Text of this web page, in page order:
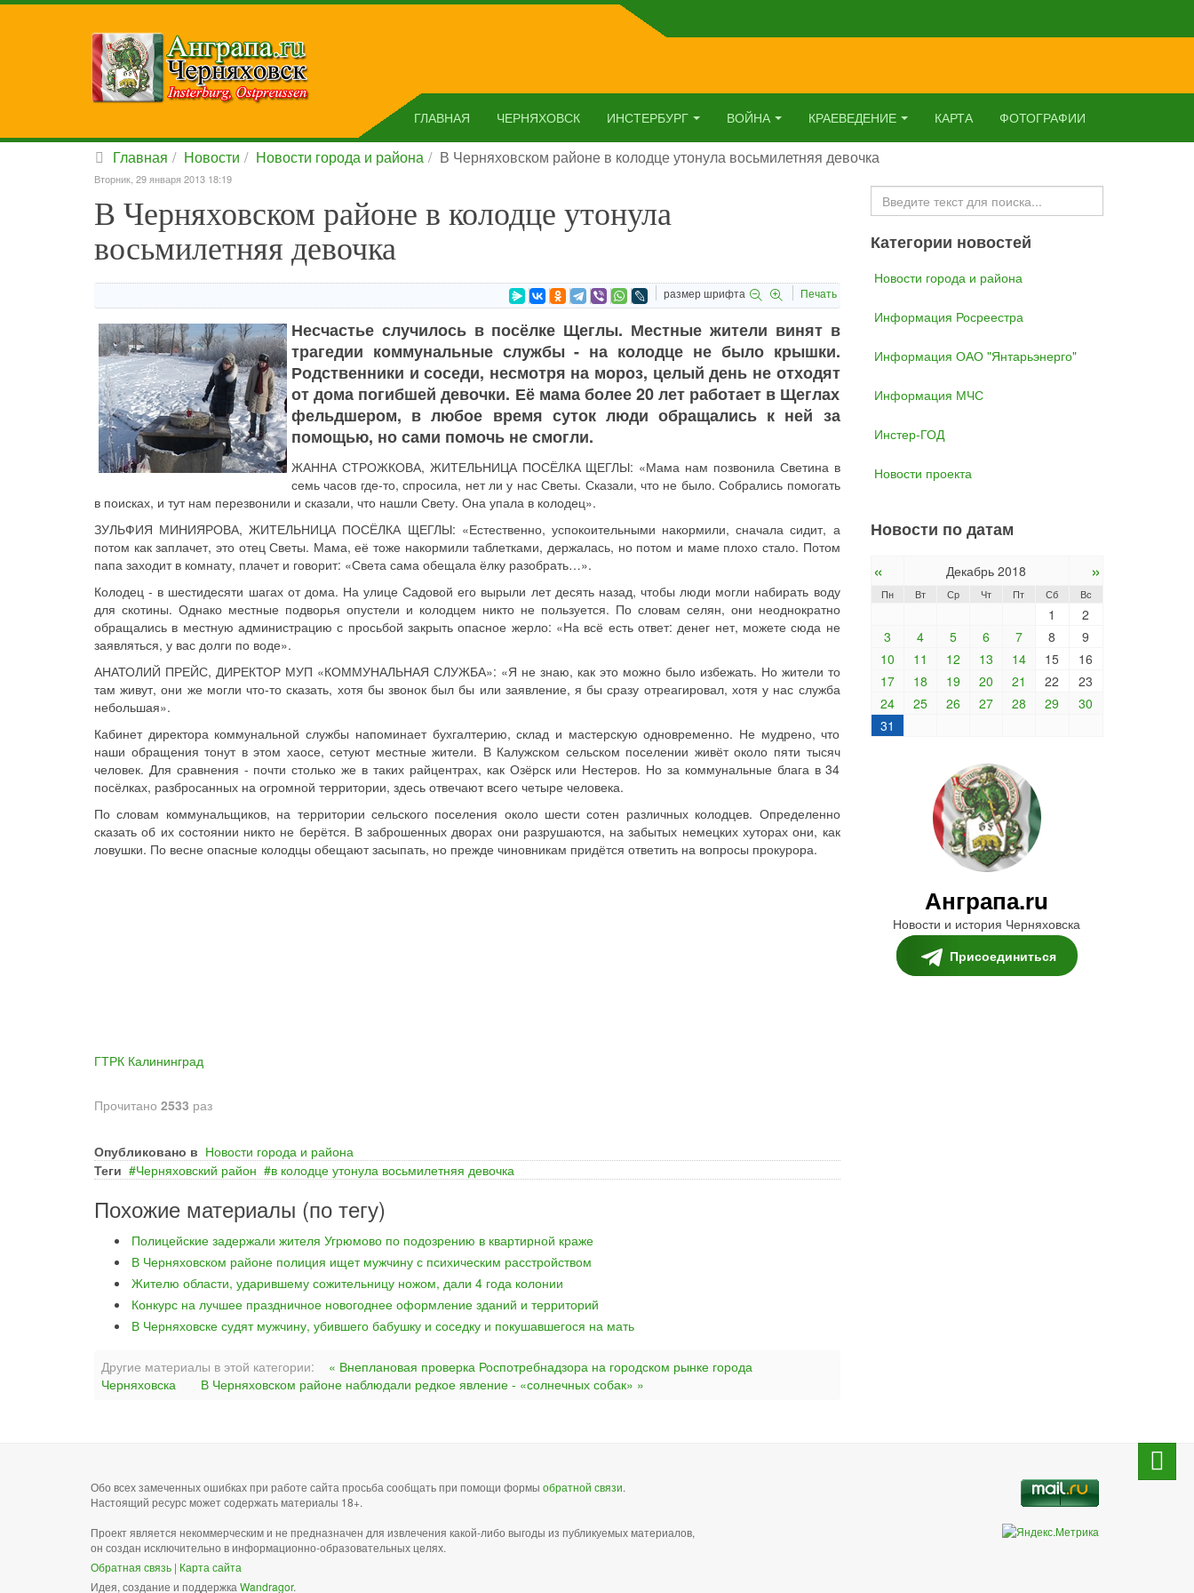
ГЛАВНАЯ ЧЕРНЯХОВСК ИНСТЕРБУРГ ВОЙНА КРАЕВЕДЕНИЕ КАРТА ФОТОГРАФИИ
Главная Новости Новости города и района В Черняховском районе в колодце утонула восьмилетняя девочка
Вторник, 29 января 2013 18:19
В Черняховском районе в колодце утонула
восьмилетняя девочка
размер шрифта Печать
Несчастье случилось в посёлке Щеглы. Местные жители винят в
трагедии коммунальные службы - на колодце не было крышки.
Родственники и соседи, несмотря на мороз, целый день не отходят
от дома погибшей девочки. Её мама более 20 лет работает в Щеглах
фельдшером, в любое время суток люди обращались к ней за
помощью, но сами помочь не смогли.
ЖАННА СТРОЖКОВА, ЖИТЕЛЬНИЦА ПОСЁЛКА ЩЕГЛЫ: «Мама нам позвонила Светина в
семь часов где-то, спросила, нет ли у нас Светы. Сказали, что не было. Собрались помогать
в поисках, и тут нам перезвонили и сказали, что нашли Свету. Она упала в колодец».
ЗУЛЬФИЯ МИНИЯРОВА, ЖИТЕЛЬНИЦА ПОСЁЛКА ЩЕГЛЫ: «Естественно, успокоительными накормили, сначала сидит, а
потом как заплачет, это отец Светы. Мама, её тоже накормили таблетками, держалась, но потом и маме плохо стало. Потом
папа заходит в комнату, плачет и говорит: «Света сама обещала ёлку разобрать…».
Колодец - в шестидесяти шагах от дома. На улице Садовой его вырыли лет десять назад, чтобы люди могли набирать воду
для скотины. Однако местные подворья опустели и колодцем никто не пользуется. По словам селян, они неоднократно
обращались в местную администрацию с просьбой закрыть опасное жерло: «На всё есть ответ: денег нет, можете сюда не
заявляться, у вас долги по воде».
АНАТОЛИЙ ПРЕЙС, ДИРЕКТОР МУП «КОММУНАЛЬНАЯ СЛУЖБА»: «Я не знаю, как это можно было избежать. Но жители то
там живут, они же могли что-то сказать, хотя бы звонок был бы или заявление, я бы сразу отреагировал, хотя у нас служба
небольшая».
Кабинет директора коммунальной службы напоминает бухгалтерию, склад и мастерскую одновременно. Не мудрено, что
наши обращения тонут в этом хаосе, сетуют местные жители. В Калужском сельском поселении живёт около пяти тысяч
человек. Для сравнения - почти столько же в таких райцентрах, как Озёрск или Нестеров. Но за коммунальные блага в 34
посёлках, разбросанных на огромной территории, здесь отвечают всего четыре человека.
По словам коммунальщиков, на территории сельского поселения около шести сотен различных колодцев. Определенно
сказать об их состоянии никто не берётся. В заброшенных дворах они разрушаются, на забытых немецких хуторах они, как
ловушки. По весне опасные колодцы обещают засыпать, но прежде чиновникам придётся ответить на вопросы прокурора.
ГТРК Калининград
Прочитано 2533 раз
Опубликовано в Новости города и района
Теги
Черняховский район в колодце утонула восьмилетняя девочка
Похожие материалы (по тегу)
Полицейские задержали жителя Угрюмово по подозрению в квартирной краже
В Черняховском районе полиция ищет мужчину с психическим расстройством
Жителю области, ударившему сожительницу ножом, дали 4 года колонии
Конкурс на лучшее праздничное новогоднее оформление зданий и территорий
В Черняховске судят мужчину, убившего бабушку и соседку и покушавшегося на мать
Другие материалы в этой категории:
« Внеплановая проверка Роспотребнадзора на городском рынке города
Черняховска
В Черняховском районе наблюдали редкое явление - «солнечных собак» »
Искать...
Категории новостей
Новости города и района
Информация Росреестра
Информация ОАО "Янтарьэнерго"
Информация МЧС
Инстер-ГОД
Новости проекта
Новости по датам
« Декабрь 2018 »
Пн Вт Ср Чт Пт Сб Вс
1
2
3
4 5 6 7 8
9
10
11 12 13 14 15
16
17
18 19 20 21 22
23
24
25 26 27 28 29
30
31
Анграпа.ru
Новости и история Черняховска
Присоединиться
Обо всех замеченных ошибках при работе сайта просьба сообщать при помощи формы обратной связи.
Настоящий ресурс может содержать материалы 18+.
Проект является некоммерческим и не предназначен для извлечения какой-либо выгоды из публикуемых материалов,
он создан исключительно в информационно-образовательных целях.
Обратная связь | Карта сайта
Идея, создание и поддержка Wandragor.